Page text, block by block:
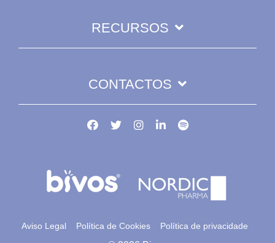
RECURSOS
CONTACTOS
Aviso Legal Política de Cookies Política de privacidade